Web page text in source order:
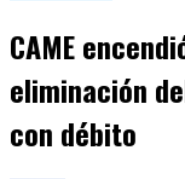
CAME
eliminación
con débito